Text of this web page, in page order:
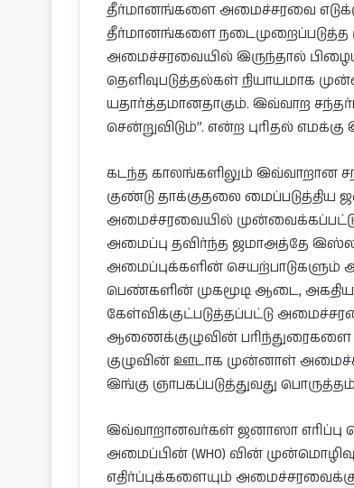
தீர்மானங்களை அமைச்சரவை
தீர்மானங்களை நடைமுறைப்படுத்த
அமைச்சரவையில் இருந்தால்
தெளிவுபடுத்தல்கள் நியாயமாக
யதார்த்தமானதாகும். இவ்வாற
சென்றுவிடும்”. என்ற புரிதல்
கடந்த காலங்களிலும் இவ்வாறான
குண்டு தாக்குதலை மைப்படுத்திய
அமைச்சரவையில்
அமைப்பு தவிர்ந்த ஜமாஅத்தே
அமைப்புக்களின் செயற்பாடுகளும்
பெண்களின் முகமூடி ஆடை,
கேள்விக்குட்படுத்தப்பட்டு
ஆணைக்குழுவின்
குழுவின் ஊடாக முன்னாள்
இங்கு ஞாபகப்படுத்துவது
இவ்வாறானவர்கள் ஜனாஸா எரிப்பு
அமைப்பின் (WHO) வின்
எதிர்ப்புக்களையும்